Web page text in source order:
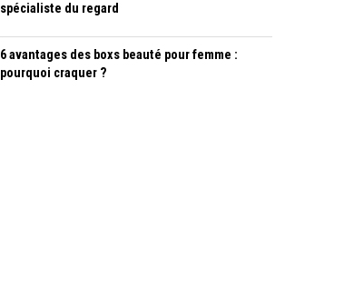
spécialiste du regard
6 avantages des boxs beauté pour femme :
pourquoi craquer ?